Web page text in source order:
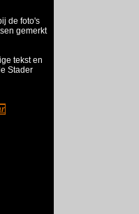
de foto's
gemerkt
tekst en
Stader